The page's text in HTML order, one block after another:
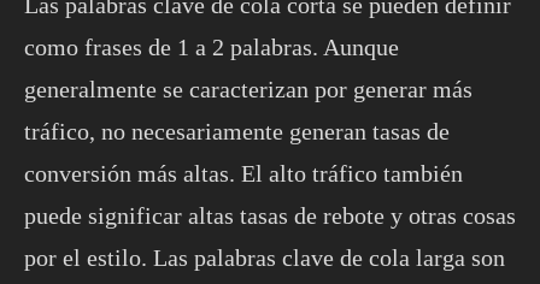
como frases de 1 a 2 palabras. Aunque
generalmente se caracterizan por generar más
tráfico, no necesariamente generan tasas de
conversión más altas. El alto tráfico también
puede significar altas tasas de rebote y otras cosas
por el estilo. Las palabras clave de cola larga son